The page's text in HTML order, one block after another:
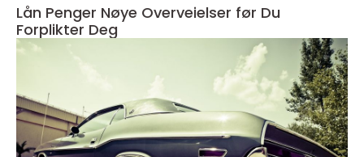
Lån Penger Nøye Overveielser før Du
Forplikter Deg